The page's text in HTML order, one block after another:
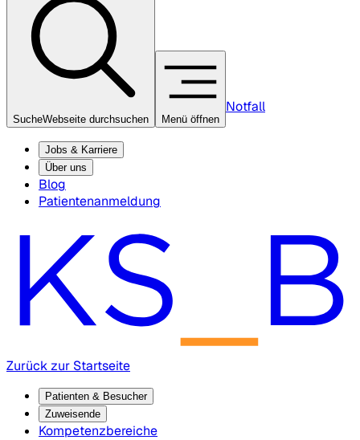
SucheWebseite durchsuchen Menü öffnen
Notfall
Jobs & Karriere
Über uns
Blog
Patientenanmeldung
Zurück zur Startseite
Patienten & Besucher
Zuweisende
Kompetenzbereiche